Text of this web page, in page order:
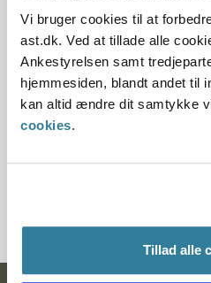
Vi bruger cookies til at
ast.dk. Ved at tillade alle
Ankestyrelsen samt
hjemmesiden, blandt andet til
kan altid ændre dit samtykke
cookies.
Tillad alle
Denne er principafgørelse
2019, da der er kommet
Paragraf
§ 32a § 29 § 41 § 38 § 25 § 39
Journalnummer